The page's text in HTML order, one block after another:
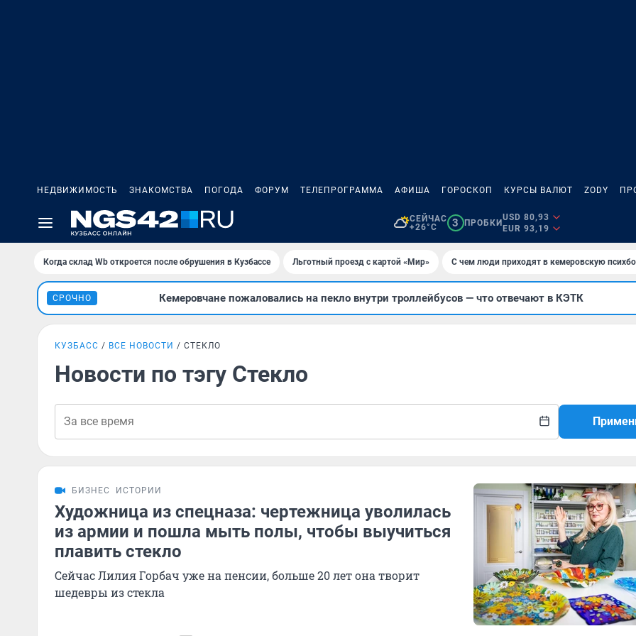
НЕДВИЖИМОСТЬ ЗНАКОМСТВА ПОГОДА ФОРУМ ТЕЛЕПРОГРАММА АФИША ГОРОСКОП КУРСЫ ВАЛЮТ ZODY
СЕЙЧАС
+26°C
3 ПРОБКИ
USD 80,93
EUR 93,19
Когда склад Wb откроется после обрушения в Кузбассе Льготный проезд с картой «Мир» С чем люди приходят в кемеровскую
СРОЧНО Кемеровчане пожаловались на пекло внутри троллейбусов — что отвечают в КЭТК
КУЗБАСС ВСЕ НОВОСТИ СТЕКЛО
Новости по тэгу Стекло
БИЗНЕС ИСТОРИИ
Художница из спецназа: чертежница уволилась
из армии и пошла мыть полы, чтобы выучиться
плавить стекло
Сейчас Лилия Горбач уже на пенсии, больше 20 лет она творит
шедевры из стекла